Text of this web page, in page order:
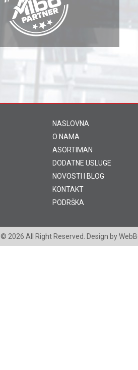
NASLOVNA
O NAMA
ASORTIMAN
DODATNE USLUGE
NOVOSTI I BLOG
KONTAKT
PODRŠKA
© 2026 All Right Reserved. Design by